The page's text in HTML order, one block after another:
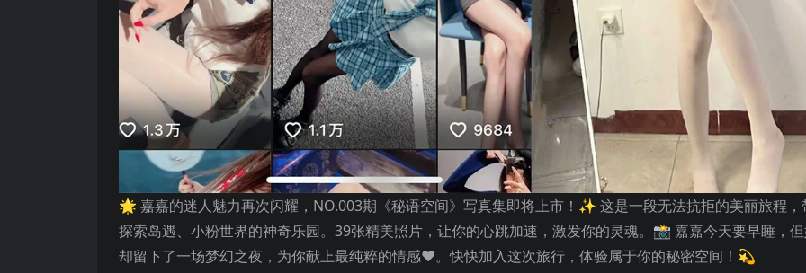
🌟 嘉嘉的迷人魅力再次闪耀，NO.003期《秘语空间》写真集即将上市！✨ 这是一段无法抗拒的美丽旅程，
探索岛遇、小粉世界的神奇乐园。39张精美照片，让你的心跳加速，激发你的灵魂。📸 嘉嘉今天要早睡，
却留下了一场梦幻之夜，为你献上最纯粹的情感❤️。快快加入这次旅行，体验属于你的秘密空间！💫